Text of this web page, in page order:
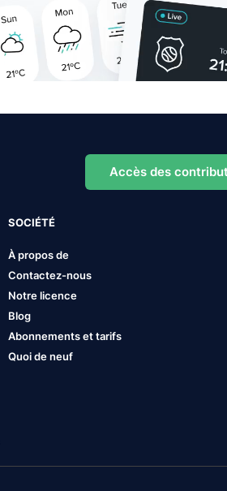
Accès des
SOCIÉTÉ
À propos de
Contactez-nous
Notre licence
Blog
Abonnements et tarifs
Quoi de neuf